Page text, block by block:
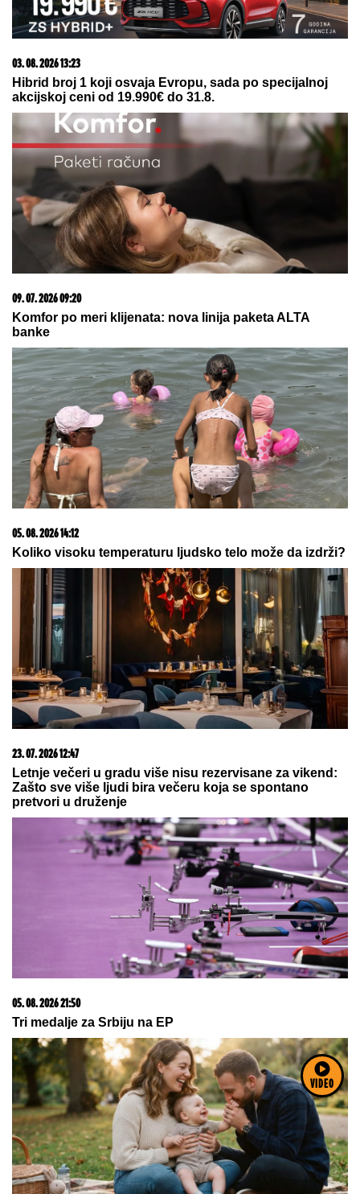
VIDEO
03. 08. 2026 13:23
Hibrid broj 1 koji osvaja Evropu, sada po specijalnoj
akcijskoj ceni od 19.990€ do 31.8.
09. 07. 2026 09:20
Komfor po meri klijenata: nova linija paketa ALTA
banke
05. 08. 2026 14:12
Koliko visoku temperaturu ljudsko telo može da izdrži?
23. 07. 2026 12:47
Letnje večeri u gradu više nisu rezervisane za vikend:
Zašto sve više ljudi bira večeru koja se spontano
pretvori u druženje
05. 08. 2026 21:50
Tri medalje za Srbiju na EP